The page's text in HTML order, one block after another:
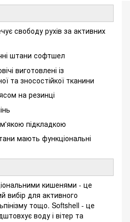
свободу рухів за активних
штани софтшел
виготовлені із
та зносостійкої тканини
на резинці
підкладкою
мають функціональні
кишенями - це
вибір для активного
тощо. Softshell - це
воду і вітер та